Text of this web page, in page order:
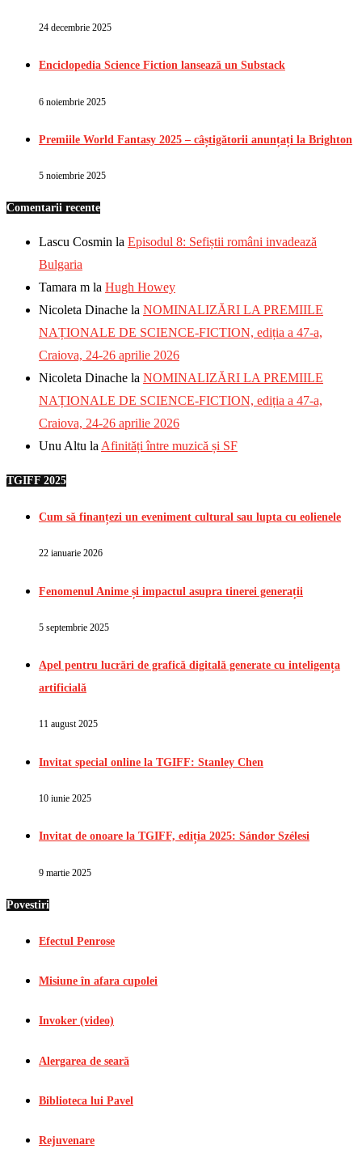
24 decembrie 2025
Enciclopedia Science Fiction lansează un Substack
6 noiembrie 2025
Premiile World Fantasy 2025 – câștigătorii anunțați la Brighton
5 noiembrie 2025
Comentarii recente
Lascu Cosmin la Episodul 8: Sefiștii români invadează
Bulgaria
Tamara m la Hugh Howey
Nicoleta Dinache la NOMINALIZĂRI LA PREMIILE
NAȚIONALE DE SCIENCE-FICTION, ediția a 47-a,
Craiova, 24-26 aprilie 2026
Nicoleta Dinache la NOMINALIZĂRI LA PREMIILE
NAȚIONALE DE SCIENCE-FICTION, ediția a 47-a,
Craiova, 24-26 aprilie 2026
Unu Altu la Afinități între muzică și SF
TGIFF 2025
Cum să finanțezi un eveniment cultural sau lupta cu eolienele
22 ianuarie 2026
Fenomenul Anime și impactul asupra tinerei generații
5 septembrie 2025
Apel pentru lucrări de grafică digitală generate cu inteligența
artificială
11 august 2025
Invitat special online la TGIFF: Stanley Chen
10 iunie 2025
Invitat de onoare la TGIFF, ediția 2025: Sándor Szélesi
9 martie 2025
Povestiri
Efectul Penrose
Misiune în afara cupolei
Invoker (video)
Alergarea de seară
Biblioteca lui Pavel
Rejuvenare